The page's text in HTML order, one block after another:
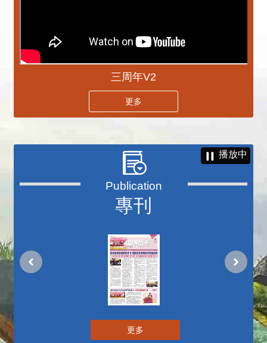
三周年V2
更多
專刊
播放中
更多